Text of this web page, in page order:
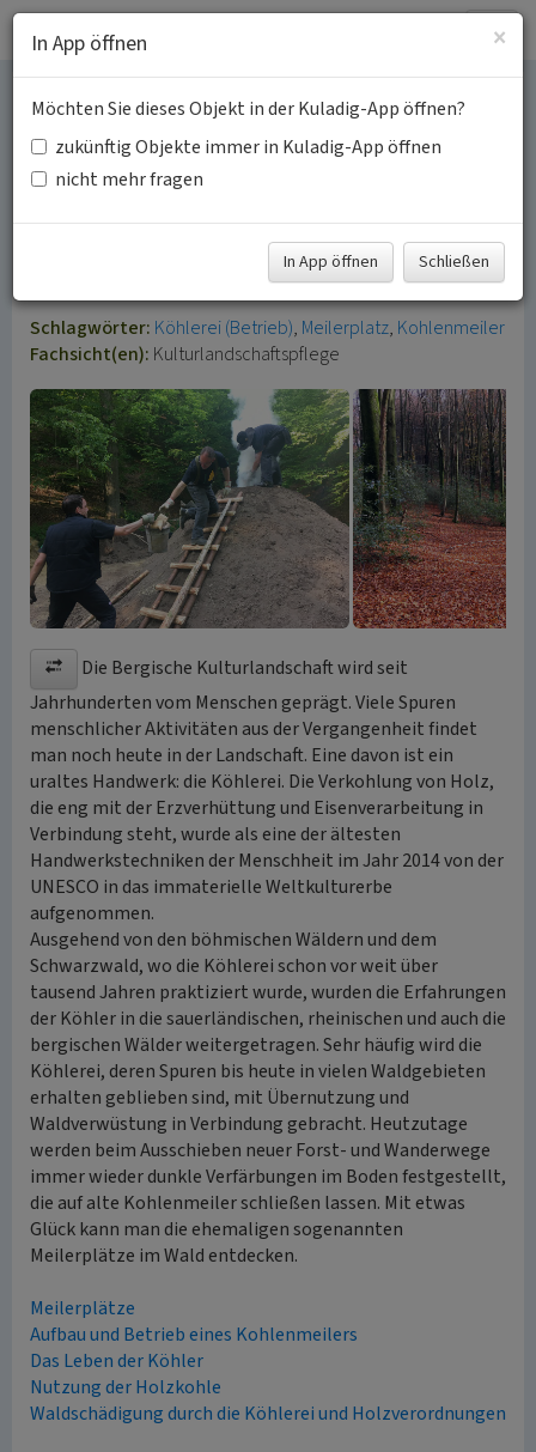
Relikte der Köhlerei im
Rheinisch-Bergischen
Kreis und Oberbergischen
Schlagwörter: Köhlerei (Betrieb) Meilerplatz Kohlenmeiler
Fachsicht(en): Kulturlandschaftspflege
Die Bergische Kulturlandschaft wird seit
Jahrhunderten vom Menschen geprägt. Viele Spuren
menschlicher Aktivitäten aus der Vergangenheit findet
man noch heute in der Landschaft. Eine davon ist ein
uraltes Handwerk: die Köhlerei. Die Verkohlung von Holz,
die eng mit der Erzverhüttung und Eisenverarbeitung in
Verbindung steht, wurde als eine der ältesten
Handwerkstechniken der Menschheit im Jahr 2014 von der
UNESCO in das immaterielle Weltkulturerbe
aufgenommen.
Ausgehend von den böhmischen Wäldern und dem
Schwarzwald, wo die Köhlerei schon vor weit über
tausend Jahren praktiziert wurde, wurden die Erfahrungen
der Köhler in die sauerländischen, rheinischen und auch die
bergischen Wälder weitergetragen. Sehr häufig wird die
Köhlerei, deren Spuren bis heute in vielen Waldgebieten
erhalten geblieben sind, mit Übernutzung und
Waldverwüstung in Verbindung gebracht. Heutzutage
werden beim Ausschieben neuer Forst- und Wanderwege
immer wieder dunkle Verfärbungen im Boden festgestellt,
die auf alte Kohlenmeiler schließen lassen. Mit etwas
Glück kann man die ehemaligen sogenannten
Meilerplätze im Wald entdecken.
Meilerplätze
Aufbau und Betrieb eines Kohlenmeilers
Das Leben der Köhler
Nutzung der Holzkohle
Waldschädigung durch die Köhlerei und Holzverordnungen
×
In App öffnen
Möchten Sie dieses Objekt in der Kuladig-App öffnen?
zukünftig Objekte immer in Kuladig-App öffnen
nicht mehr fragen
In App öffnen Schließen